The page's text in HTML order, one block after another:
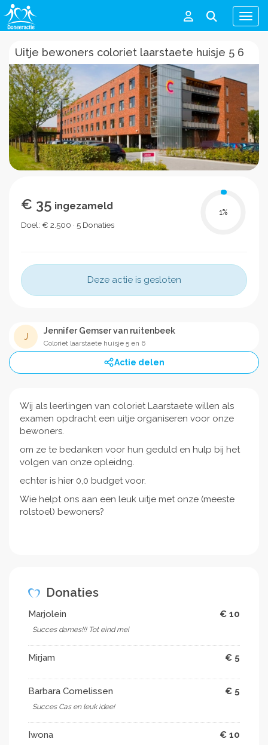
Menu
Uitje bewoners coloriet laarstaete huisje 5 6
€ 35 ingezameld
Doel: € 2.500 · 5 Donaties
1%
Deze actie is gesloten
J
Jennifer Gemser van ruitenbeek
Coloriet laarstaete huisje 5 en 6
Actie delen
Wij als leerlingen van coloriet Laarstaete willen als
examen opdracht een uitje organiseren voor onze
bewoners.
om ze te bedanken voor hun geduld en hulp bij het
volgen van onze opleidng.
echter is hier 0,0 budget voor.
Wie helpt ons aan een leuk uitje met onze (meeste
rolstoel) bewoners?
Donaties
Marjolein € 10
Succes dames!!! Tot eind mei
Mirjam € 5
Barbara Cornelissen € 5
Succes Cas en leuk idee!
Iwona € 10